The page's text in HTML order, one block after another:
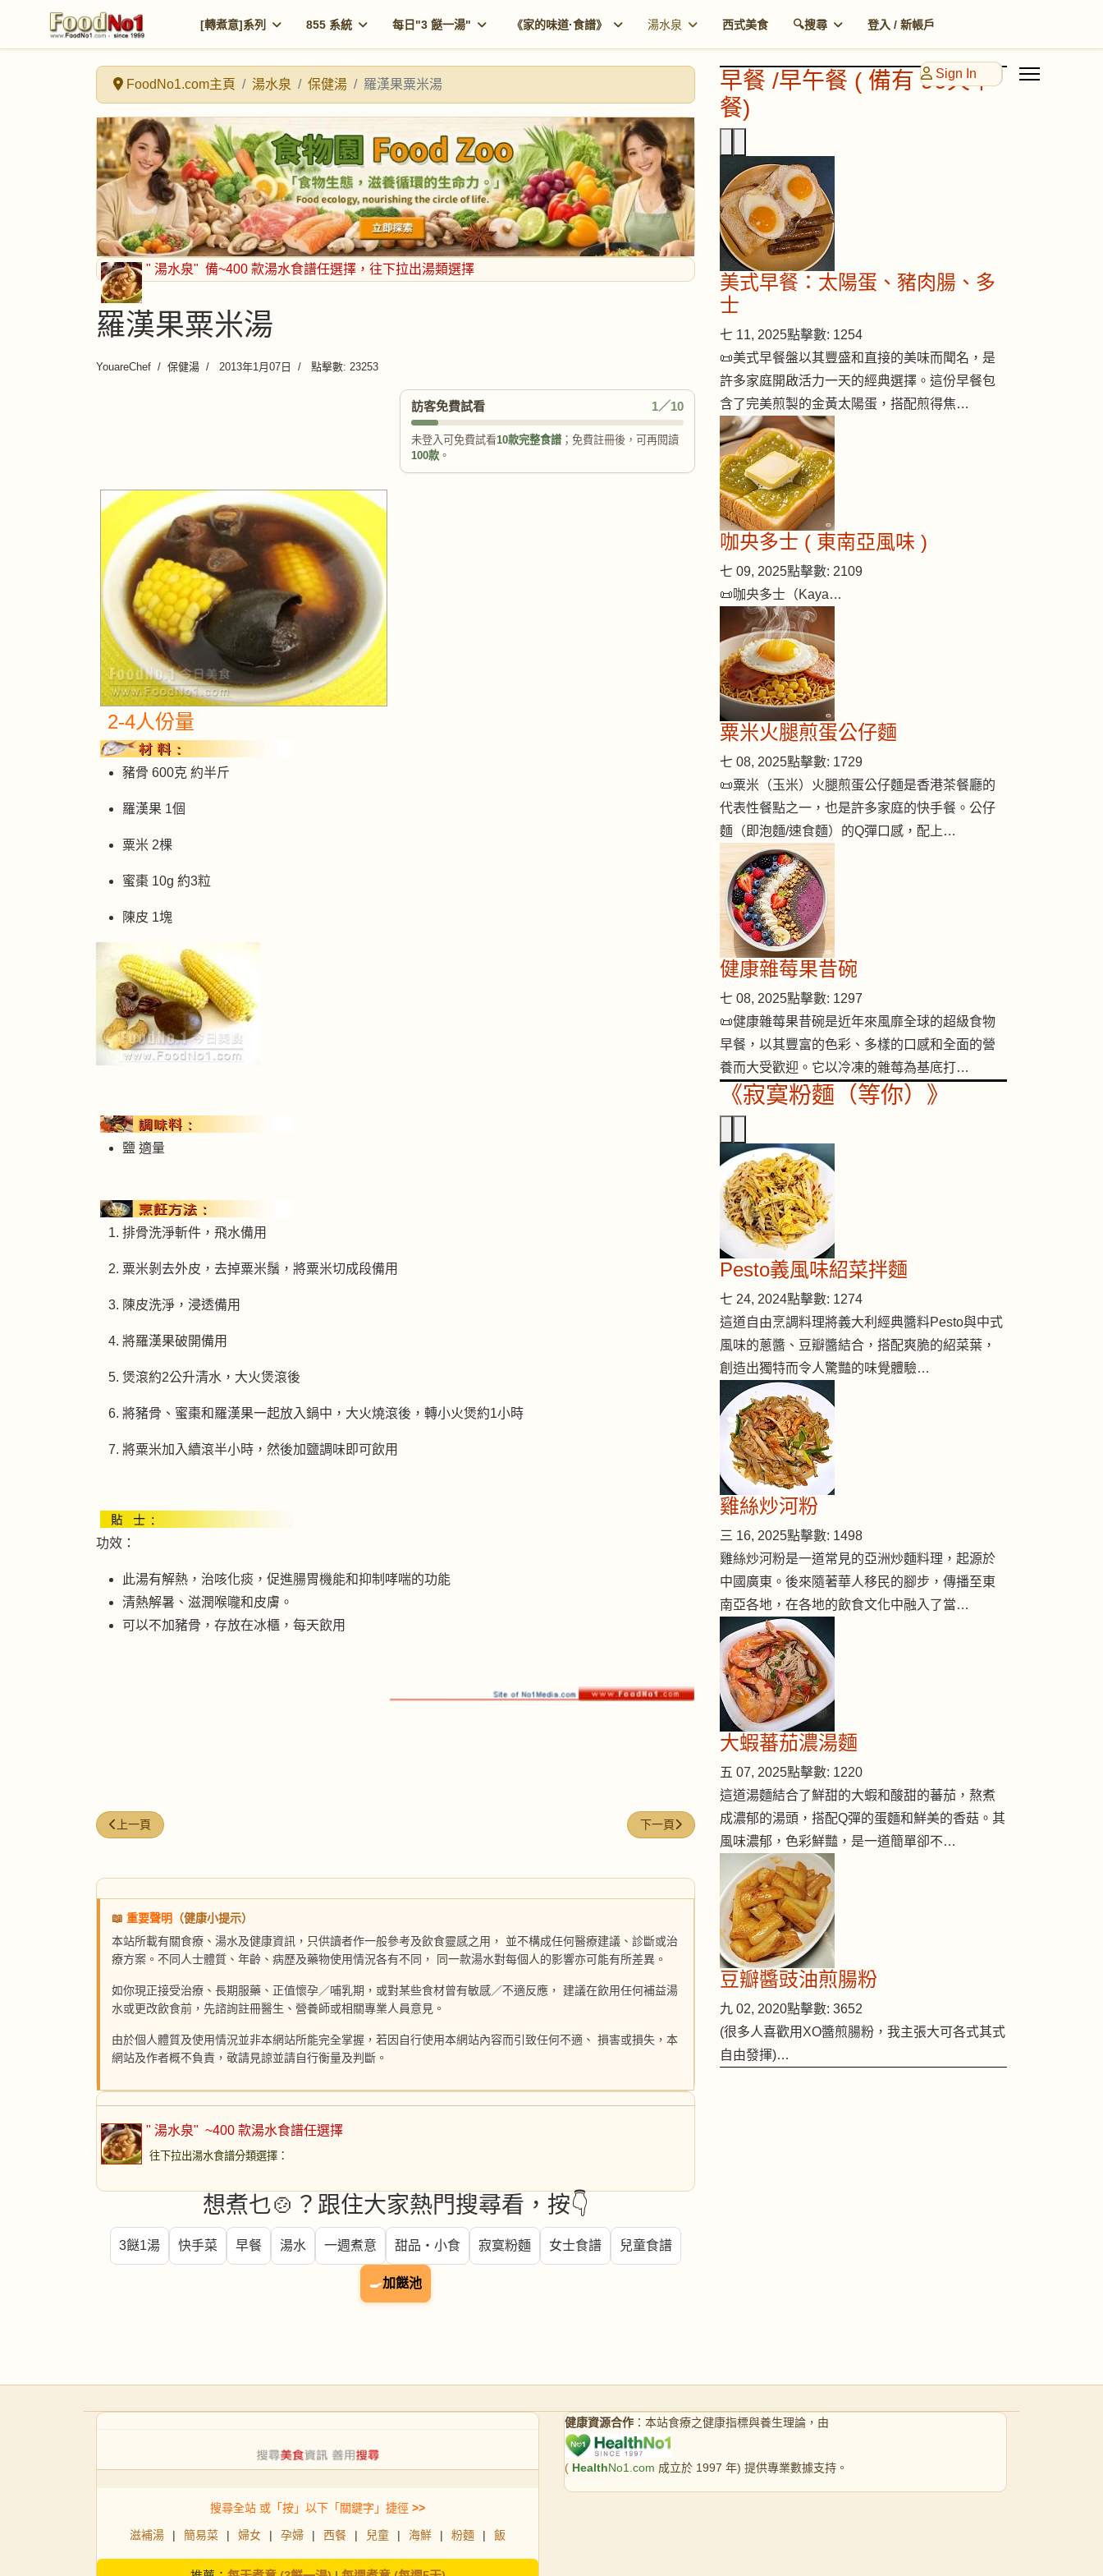
[轉煮意]系列 855 系統 每日"3 餸一湯" 《家的味道·食譜》 湯水泉 西式美食 🔍搜尋 登入 / 新帳戶
Sign In
FoodNo1.com主頁 湯水泉 保健湯 羅漢果粟米湯
" 湯水泉" 備~400 款湯水食譜任選擇 ，往下拉出湯類選擇
羅漢果粟米湯
YouareChef 保健湯 2013年1月07日 點擊數: 23253
訪客免費試看 1／10
未登入可免費試看10款完整食譜 ；免費註冊後，可再閱讀
100款 。
2-4人份量
豬骨 600克 約半斤
羅漢果 1個
粟米 2棵
蜜棗 10g 約3粒
陳皮 1塊
鹽 適量
排骨洗淨斬件，飛水備用
粟米剝去外皮，去掉粟米鬚，將粟米切成段備用
陳皮洗淨，浸透備用
將羅漢果破開備用
煲滾約2公升清水，大火煲滾後
將豬骨、蜜棗和羅漢果一起放入鍋中，大火燒滾後，轉小火煲約1小時
將粟米加入續滾半小時，然後加鹽調味即可飲用
功效：
此湯有解熱，治咳化痰，促進腸胃機能和抑制哮喘的功能
清熱解暑、滋潤喉嚨和皮膚。
可以不加豬骨，存放在冰櫃，每天飲用
上一篇文章: 豬肺湯
上一頁 下一篇文章: 牛蒡排骨湯
下一頁
📖 重要聲明
（健康小提示）
本站所載有關食療、湯水及健康資訊，只供讀者作一般參考及飲食靈感之用， 並不構成任何醫療建議、診斷或治
療方案。不同人士體質、年齡、病歷及藥物使用情況各有不同， 同一款湯水對每個人的影響亦可能有所差異。
如你現正接受治療、長期服藥、正值懷孕／哺乳期，或對某些食材曾有敏感／不適反應， 建議在飲用任何補益湯
水或更改飲食前，先諮詢註冊醫生、營養師或相關專業人員意見。
由於個人體質及使用情況並非本網站所能完全掌握，若因自行使用本網站內容而引致任何不適、 損害或損失，本
網站及作者概不負責，敬請見諒並請自行衡量及判斷。
" 湯水泉" ~400 款湯水食譜任選擇
往下拉出湯水食譜分類選擇 ：
想煮乜🍲？跟住大家熱門搜尋看，按👇
3餸1湯 快手菜 早餐 湯水 一週煮意 甜品・小食 寂寞粉麵 女士食譜 兒童食譜
🍳加餸池
早餐 /早午餐 ( 備有 90天早
餐)
美式早餐：太陽蛋、豬肉腸、多
士
七 11, 2025點擊數: 1254
📜美式早餐盤以其豐盛和直接的美味而聞名，是
許多家庭開啟活力一天的經典選擇。這份早餐包
含了完美煎製的金黃太陽蛋，搭配煎得焦…
咖央多士 ( 東南亞風味 )
七 09, 2025點擊數: 2109
📜咖央多士（Kaya…
粟米火腿煎蛋公仔麵
七 08, 2025點擊數: 1729
📜粟米（玉米）火腿煎蛋公仔麵是香港茶餐廳的
代表性餐點之一，也是許多家庭的快手餐。公仔
麵（即泡麵/速食麵）的Q彈口感，配上…
健康雜莓果昔碗
七 08, 2025點擊數: 1297
📜健康雜莓果昔碗是近年來風靡全球的超級食物
早餐，以其豐富的色彩、多樣的口感和全面的營
養而大受歡迎。它以冷凍的雜莓為基底打…
《寂寞粉麵（等你）》
Pesto義風味紹菜拌麵
七 24, 2024點擊數: 1274
這道自由烹調料理將義大利經典醬料Pesto與中式
風味的蔥醬、豆瓣醬結合，搭配爽脆的紹菜葉，
創造出獨特而令人驚豔的味覺體驗…
雞絲炒河粉
三 16, 2025點擊數: 1498
雞絲炒河粉是一道常見的亞洲炒麵料理，起源於
中國廣東。後來隨著華人移民的腳步，傳播至東
南亞各地，在各地的飲食文化中融入了當…
大蝦蕃茄濃湯麵
五 07, 2025點擊數: 1220
這道湯麵結合了鮮甜的大蝦和酸甜的蕃茄，熬煮
成濃郁的湯頭，搭配Q彈的蛋麵和鮮美的香菇。其
風味濃郁，色彩鮮豔，是一道簡單卻不…
豆瓣醬豉油煎腸粉
九 02, 2020點擊數: 3652
(很多人喜歡用XO醬煎腸粉，我主張大可各式其式
自由發揮)…
搜尋全站 或「按」以下「關鍵字」捷徑 >>
滋補湯 | 簡易菜 | 婦女 | 孕婦 | 西餐 | 兒童 | 海鮮 | 粉麵 | 飯
健康資源合作 ：本站食療之健康指標與養生理論，由
( HealthNo1.com 成立於 1997 年) 提供專業數據支持。